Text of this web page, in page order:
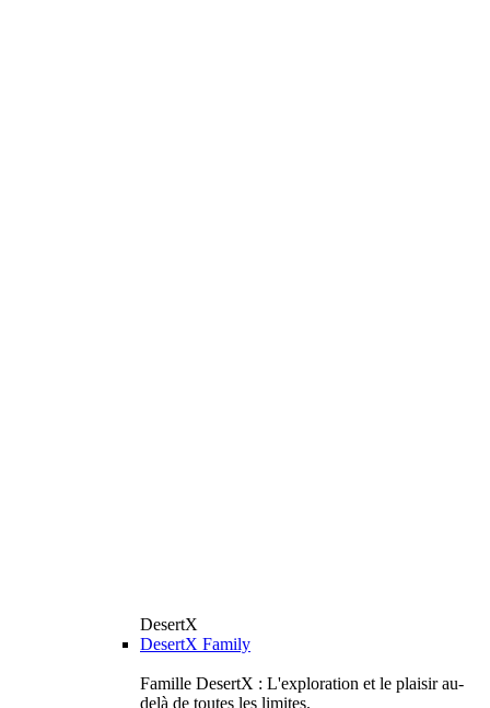
DesertX
DesertX Family
Famille DesertX : L'exploration et le plaisir au-
delà de toutes les limites.